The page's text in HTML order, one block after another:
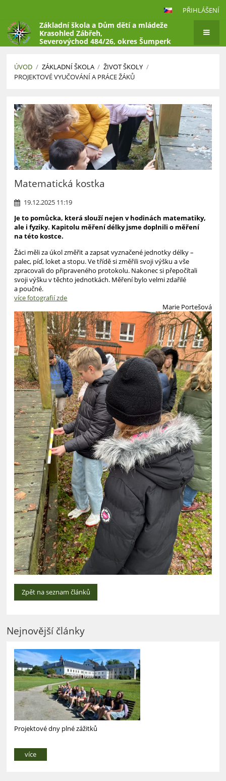
PŘIHLÁŠENÍ
Základní škola a Dům dětí a mládeže
Krasohled Zábřeh,
Severovýchod 484/26, okres Šumperk
ÚVOD / ZÁKLADNÍ ŠKOLA / ŽIVOT ŠKOLY /
PROJEKTOVÉ VYUČOVÁNÍ A PRÁCE ŽÁKŮ
Projektové
vyučování
práce
žáků
Matematická kostka
19.12.2025 11:19
Je to pomůcka, která slouží nejen v hodinách matematiky,
ale i fyziky. Kapitolu měření délky jsme doplnili o měření
na této kostce.
Žáci měli za úkol změřit a zapsat vyznačené jednotky délky –
palec, píď, loket a stopu. Ve třídě si změřili svoji výšku a vše
zpracovali do připraveného protokolu. Nakonec si přepočítali
svoji výšku v těchto jednotkách. Měření bylo velmi zdařilé
a poučné.
více fotografií zde
Marie Portešová
Zpět na seznam článků
Nejnovější články
Projektové dny plné zážitků
více